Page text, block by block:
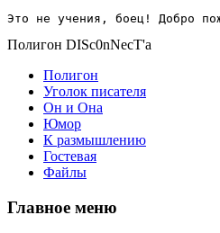
Это не учения, боец! Добро
Полигон DISc0nNecT'a
Полигон
Уголок писателя
Он и Она
Юмор
К размышлению
Гостевая
Файлы
Главное меню